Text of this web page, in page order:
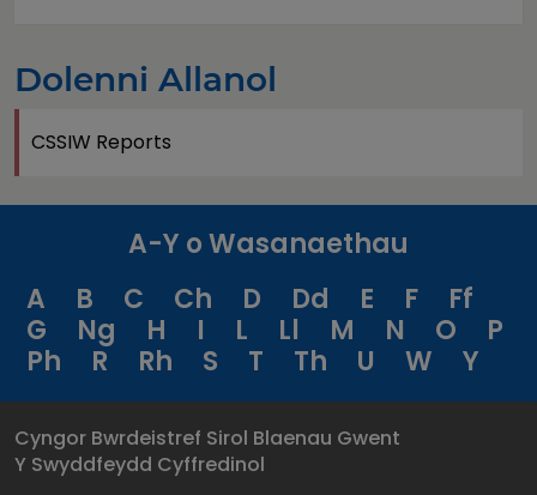
Dolenni Allanol
CSSIW Reports
A-Y o Wasanaethau
A
B C Ch D Dd E F
Ff
G
Ng H I L Ll M N O
P
Ph
R Rh S T Th U W Y
Cyngor Bwrdeistref Sirol Blaenau Gwent
Y Swyddfeydd Cyffredinol